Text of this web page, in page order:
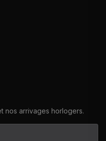
nos arrivages horlogers.